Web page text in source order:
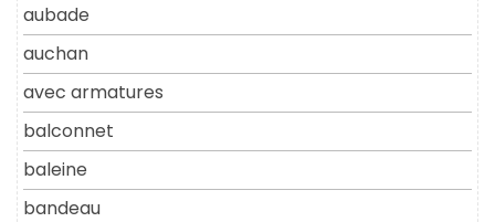
aubade
auchan
avec armatures
balconnet
baleine
bandeau